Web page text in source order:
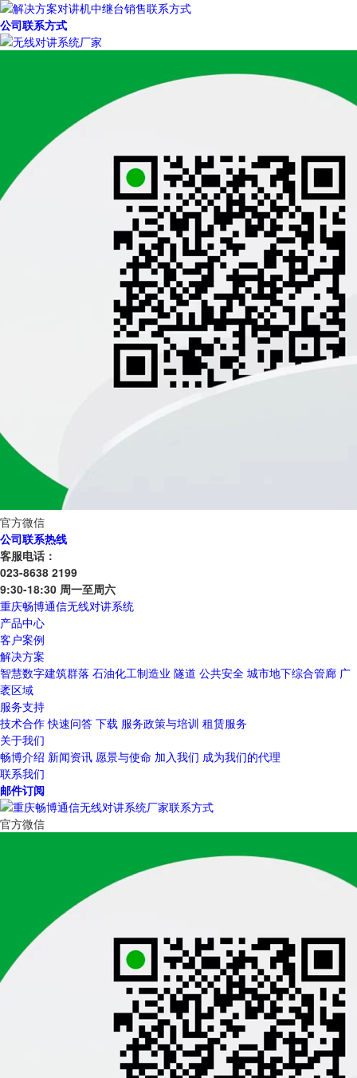
公司联系方式
官方微信
公司联系热线
客服电话：
023-8638 2199
9:30-18:30 周一至周六
重庆畅博通信无线对讲系统
产品中心
客户案例
解决方案
智慧数字建筑群落 石油化工制造业 隧道 公共安全 城市地下综合管廊 广
袤区域
服务支持
技术合作 快速问答 下载 服务政策与培训 租赁服务
关于我们
畅博介绍 新闻资讯 愿景与使命 加入我们 成为我们的代理
联系我们
邮件订阅
官方微信